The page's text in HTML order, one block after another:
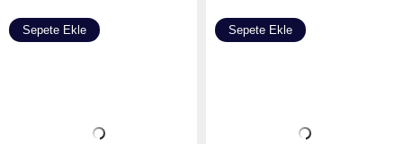
Sepete Ekle Sepete Ekle